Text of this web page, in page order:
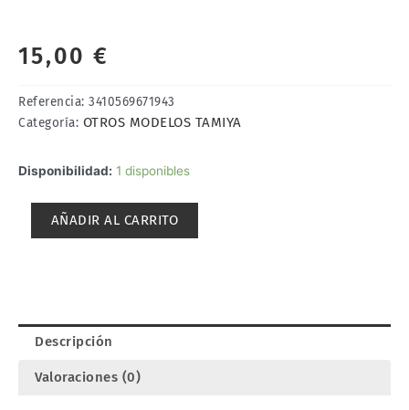
15,00 €
Referencia: 3410569671943
Categoría: OTROS MODELOS TAMIYA
Disponibilidad: 1 disponibles
PARTES
CARROCERIA
cantidad
AÑADIR AL CARRITO
Descripción
Valoraciones (0)